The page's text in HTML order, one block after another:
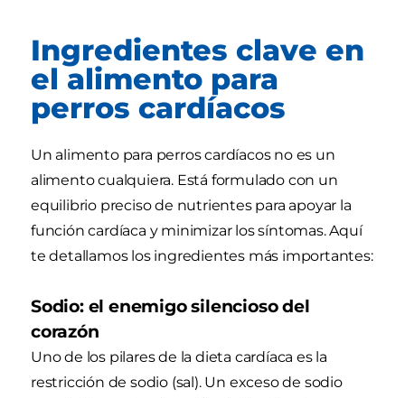
Ingredientes clave en
el alimento para
perros cardíacos
Un alimento para perros cardíacos no es un
alimento cualquiera. Está formulado con un
equilibrio preciso de nutrientes para apoyar la
función cardíaca y minimizar los síntomas. Aquí
te detallamos los ingredientes más importantes:
Sodio: el enemigo silencioso del
corazón
Uno de los pilares de la dieta cardíaca es la
restricción de sodio (sal). Un exceso de sodio